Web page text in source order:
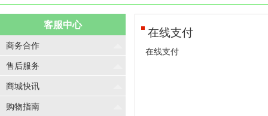
客服中心
商务合作
售后服务
商城快讯
购物指南
在线支付
在线支付